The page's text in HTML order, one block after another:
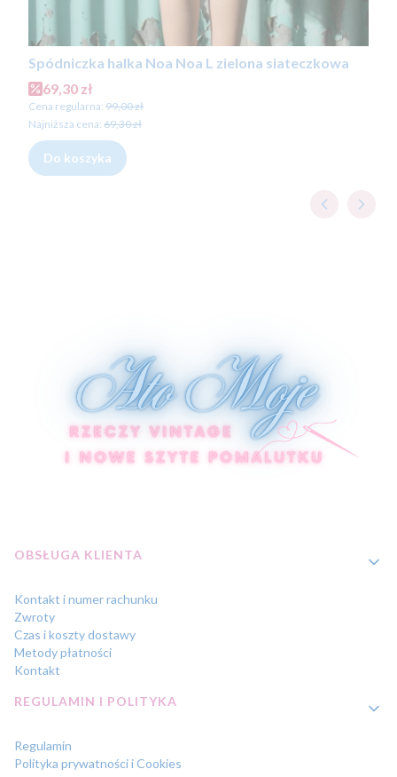
Spódniczka halka Noa Noa L zielona siateczkowa
Cena promocyjna
69,30 zł
Cena regularna: 99,00 zł
Najniższa cena: 69,30 zł
Do koszyka
Linki w stopce
OBSŁUGA KLIENTA
Kontakt i numer rachunku
Zwroty
Czas i koszty dostawy
Metody płatności
Kontakt
REGULAMIN I POLITYKA
Regulamin
Polityka prywatności i Cookies